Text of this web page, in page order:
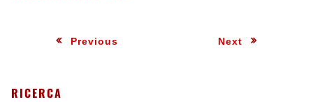
Navigazione
Previous Next:
RICERCA